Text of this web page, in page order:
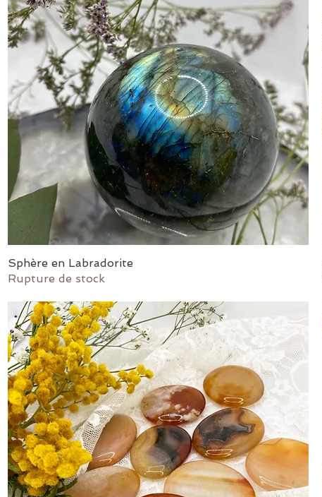
Aperçu rapide
Sphère en Labradorite
Rupture de stock